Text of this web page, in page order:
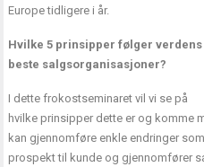
Europe tidligere i år.
Hvilke 5 prinsipper følger verdens
beste salgsorganisasjoner?
I dette frokostseminaret vil vi se på
hvilke prinsipper dette er og komme
kan gjennomføre enkle endringer
prospekt til kunde og gjennomfører